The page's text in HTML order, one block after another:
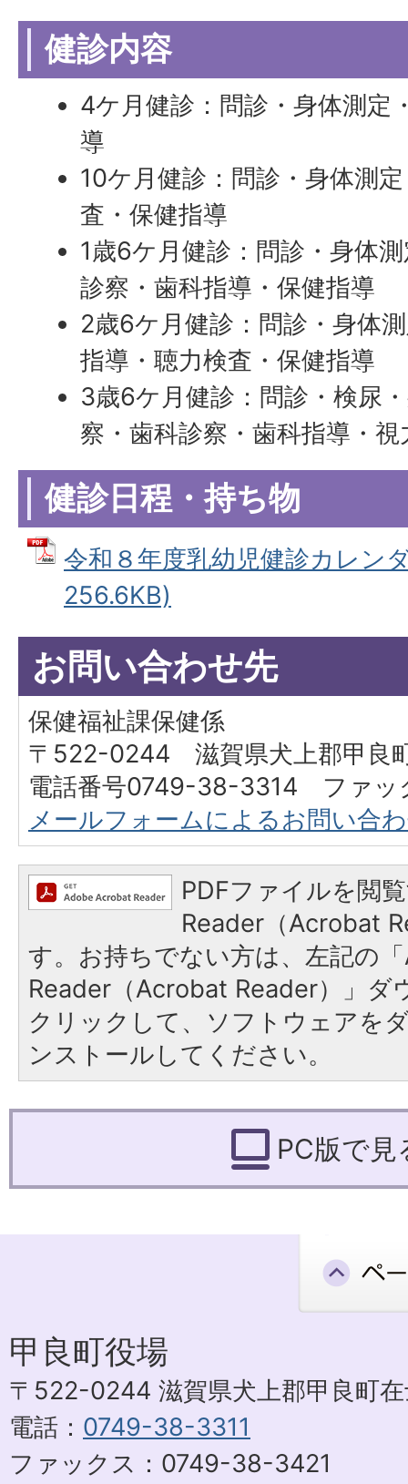
健診内容
4ケ月健診：問診・身体測定
導
10ケ月健診：問診・身体測
査・保健指導
1歳6ケ月健診：問診・身体
診察・歯科指導・保健指導
2歳6ケ月健診：問診・身体
指導・聴力検査・保健指導
3歳6ケ月健診：問診・検尿
察・歯科診察・歯科指導・
健診日程・持ち物
令和８年度乳幼児健診カレン
256.6KB)
お問い合わせ先
保健福祉課保健係
〒522-0244 滋賀県犬上郡甲良
電話番号0749-38-3314 ファ
メールフォームによるお問い合
PDFファイルを閲
Reader（Acrobat
す。お持ちでない方は、左記の
Reader（Acrobat Reader）」ダ
クリックして、ソフトウェアを
ンストールしてください。
PC版で見
甲良町役場
〒522-0244 滋賀県犬上郡甲良町
電話： 0749-38-3311
ファックス：0749-38-3421